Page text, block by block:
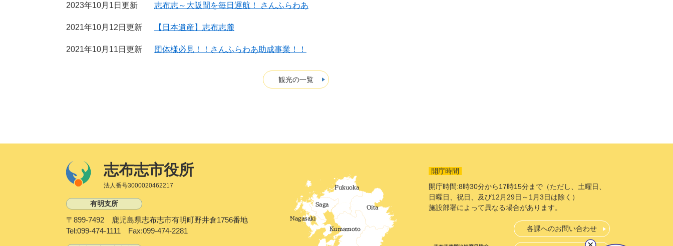
2023年10月1日更新 志布志～大阪間を毎日運航！ さんふらわあ
2021年10月12日更新 【日本遺産】志布志麓
2021年10月11日更新 団体様必見！！さんふらわあ助成事業！！
観光の一覧
志布志市役所
法人番号3000020462217
有明支所
〒899-7492 鹿児島県志布志市有明町野井倉1756番地
Tel:099-474-1111 Fax:099-474-2281
開庁時間
開庁時間:8時30分から17時15分まで（ただし、土曜日、
日曜日、祝日、及び12月29日～1月3日は除く）
施設部署によって異なる場合があります。
各課へのお問い合わせ